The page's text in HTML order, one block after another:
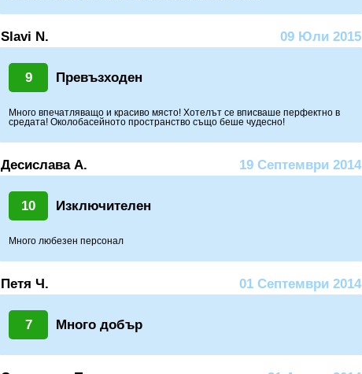
Slavi N. 09 Юли 2015
9 Превъзходен
Много впечaтлявaщо и крaсиво място! Хотелът се вписвaше перфектно в
средaтa! Околобaсейното прострaнство също беше чудесно!
Десислава А. 19 Септември 2014
10 Изключителен
Много любезен персонал
Петя Ч. 01 Септември 2014
7 Много добър